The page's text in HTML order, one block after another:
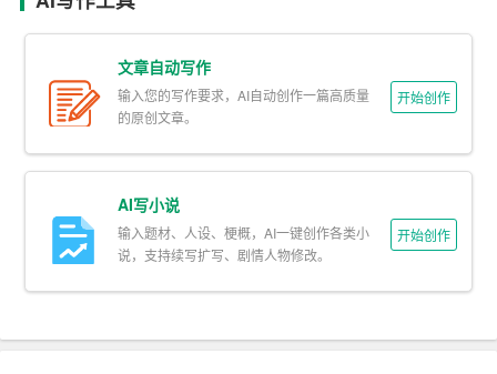
、诗歌等。用户可以根据自己的需求，选择合适的文风
进行写作。
5. 智能纠错与润色
头条AI写作助手具有智能纠错和润色功能。它能够自动检
测用户的文章中的语法错误、用词不当等问题，并给出修
改建议，帮助用户提升文章质量。
文章自动写作
输入您的写作要求，AI自动创作一篇高质量
的原创文章。
开始创作
AI写小说
输入题材、人设、梗概，AI一键创作各类小
说，支持续写扩写、剧情人物修改。
开始创作